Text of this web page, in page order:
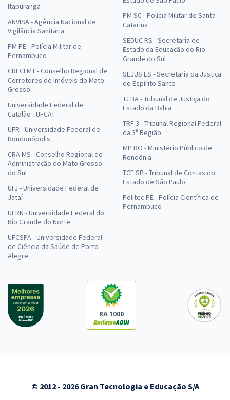
Itapuranga
ANVISA - Agência Nacional de
Vigilância Sanitária
PM PE - Polícia Militar de
Pernambuco
CRECI MT - Conselho Regional de
Corretores de Imóveis do Mato
Grosso
Universidade Federal de
Catalão - UFCAT
UFR - Universidade Federal de
Rondonópolis
CRA MS - Conselho Regional de
Administração do Mato Grosso
do Sul
UFJ - Universidade Federal de
Jataí
UFRN - Universidade Federal do
Rio Grande do Norte
UFCSPA - Universidade Federal
de Ciência da Saúde de Porto
Alegre
PM SC - Polícia Militar de Santa
Catarina
SEDUC RS - Secretaria de
Estado da Educação do Rio
Grande do Sul
SEJUS ES - Secretaria da Justiça
do Espírito Santo
TJ BA - Tribunal de Justiça do
Estado da Bahia
TRF 3 - Tribunal Regional Federal
da 3ª Região
MP RO - Ministério Público de
Rondônia
TCE SP - Tribunal de Contas do
Estado de São Paulo
Politec PE - Polícia Científica de
Pernambuco
RA 1000
© 2012 - 2026 Gran Tecnologia e Educação S/A